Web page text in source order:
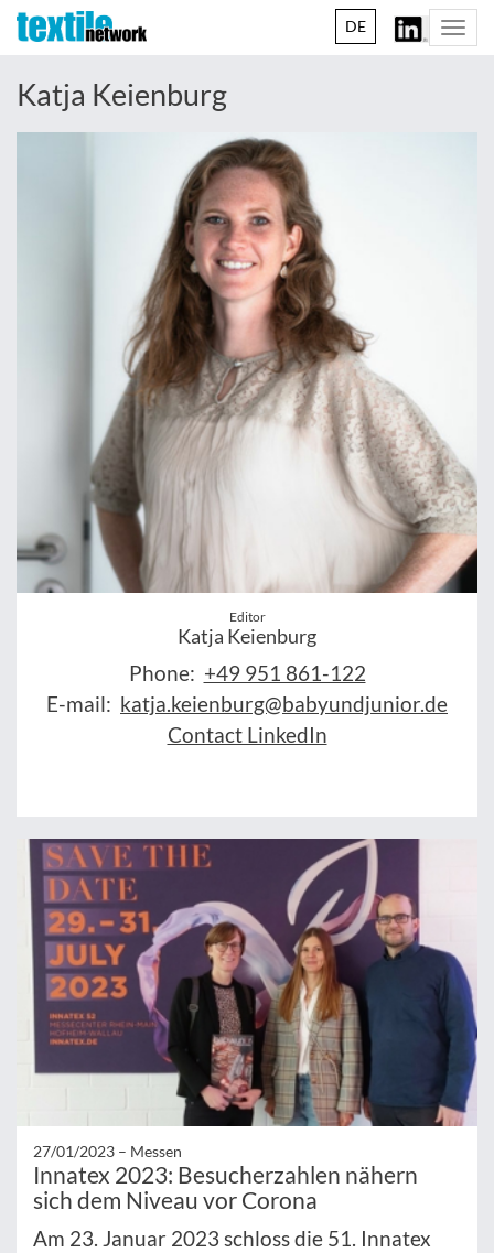
DE
Katja Keienburg
Editor
Katja Keienburg
Phone: +49 951 861-122
E-mail: katja.keienburg@babyundjunior.de
Contact LinkedIn
27/01/2023 – Messen
Innatex 2023: Besucherzahlen nähern
sich dem Niveau vor Corona
Am 23. Januar 2023 schloss die 51. Innatex